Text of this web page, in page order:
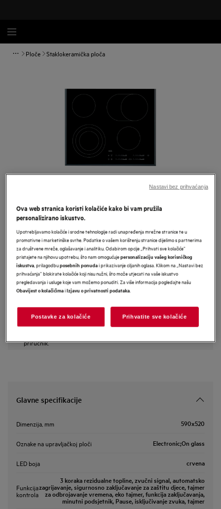
Ploče Staklokeramička ploča
HK654070FB
AEG 3000 staklokeramička
ugradbena ploča 60 cm
Informacijski list proizvoda
Sigurnosne upute i sigurnosna upozorenja prema EU regulativi
2023/988 navedeni su u poglavljima 1 i 2 korisničkog priručnika.
priručnik.
Glavne specifikacije
Dimenzija, mm 590x520
Oznake na upravljačkoj ploči Electronic;On glass
LED boja crvena
Funkcija
kontrola
3 koraka rezidualne topline, zvučni signal, automatsko
zagrijavanje, sigurnosno zaključavanje za zaštitu djece, tajmer
za odbrojavanje vremena, eko tajmer, funkcija zaključavanja,
minutni podsjetnik, Pause, isključivanje zvuka, tajmer
Ova web stranica koristi kolačiće kako bi vam pružila
personalizirano iskustvo.
Upotrebljavamo kolačiće i srodne tehnologije radi unapređenja mrežne stranice te u
promotivne i marketinške svrhe. Podatke o vašem korištenju stranice dijelimo s partnerima
za društvene mreže, oglašavanje i analitiku. Odabirom opcije „Prihvati sve kolačiće”
pristajete na njihovu upotrebu, što nam omogućujepersonalizaciju vašeg korisničkog
iskustva, prilagodbuposebnih ponudai prikazivanje ciljanih oglasa. Klikom na „Nastavi bez
prihvaćanja” blokirate kolačiće koji nisu nužni, što može utjecati na vaše iskustvo
pregledavanja i usluge koje vam možemo ponuditi. Za više informacija pogledajte našu
Obavijest o kolačićimaiIzjavu o privatnosti podataka.
Postavke za kolačiće Prihvatite sve kolačiće
Nastavi bez prihvaćanja